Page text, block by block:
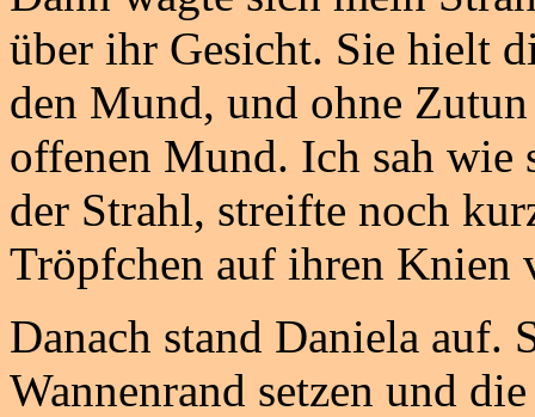
über ihr Gesicht. Sie hielt
den Mund, und ohne
offenen Mund. Ich sah wie
der Strahl, streifte noch
Tröpfchen auf ihren Knien
Danach stand Daniela auf.
Wannenrand setzen und